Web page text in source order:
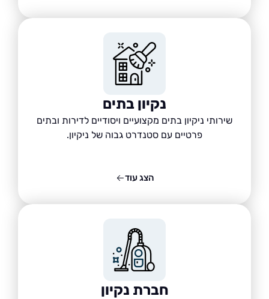
נקיון בתים
שירותי ניקיון בתים מקצועיים ויסודיים לדירות ובתים
פרטיים עם סטנדרט גבוה של ניקיון.
חברת נקיון